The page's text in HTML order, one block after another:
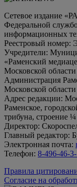
Сетевое издание
Федеральной
информационных
Реестровый номер:
Учредители:
«Раменский
Московской области
Администрация
Московской области
Адрес редакции:
Раменское,
трибуна, строение ¼
Директор:
Главный редактор:
Электронная почта:
Телефон: 8-496-46-
Правила
Согласие на